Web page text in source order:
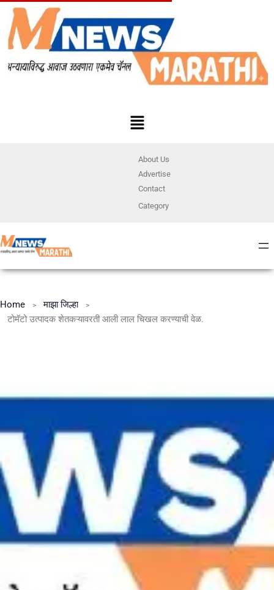
About Us
Advertise
Contact
Category
Home
माझा जिल्हा
टोमॅटो उत्पादक शेतकऱ्यावरती आली लाल चिखल करण्याची वेळ.